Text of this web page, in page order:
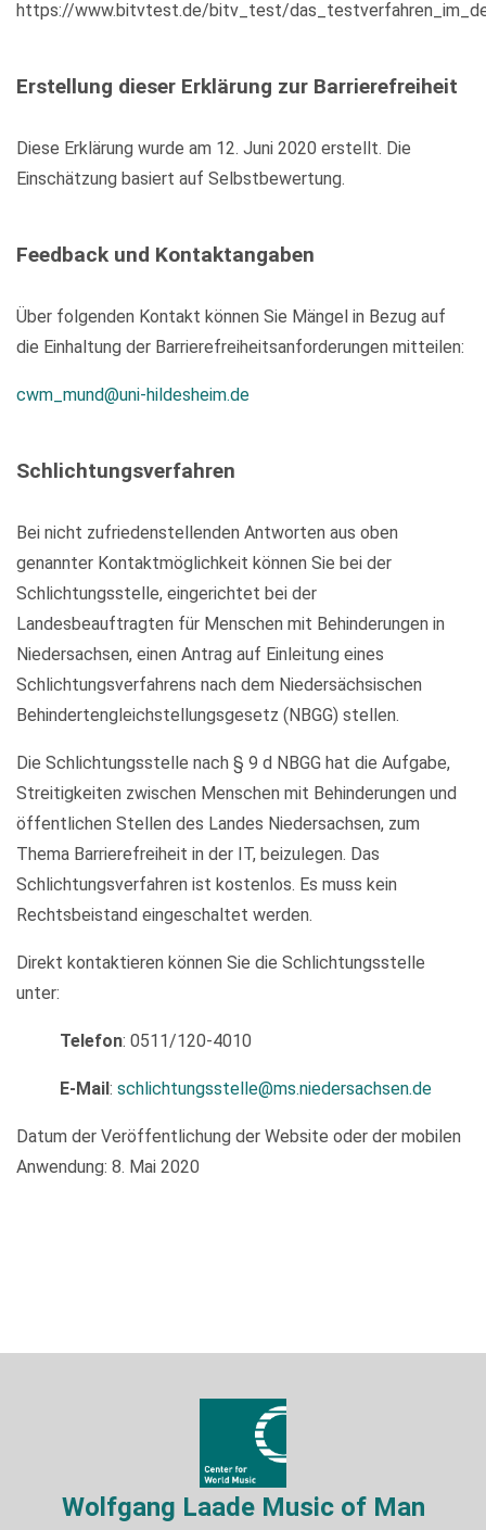
https://www.bitvtest.de/bitv_test/
Erstellung dieser Erklärung zur Barrierefreiheit
Diese Erklärung wurde am 12. Juni 2020 erstellt. Die
Einschätzung basiert auf Selbstbewertung.
Feedback und Kontaktangaben
Über folgenden Kontakt können Sie Mängel in Bezug auf
die Einhaltung der Barrierefreiheitsanforderungen mitteilen:
cwm_mund@uni-hildesheim.de
Schlichtungsverfahren
Bei nicht zufriedenstellenden Antworten aus oben
genannter Kontaktmöglichkeit können Sie bei der
Schlichtungsstelle, eingerichtet bei der
Landesbeauftragten für Menschen mit Behinderungen in
Niedersachsen, einen Antrag auf Einleitung eines
Schlichtungsverfahrens nach dem Niedersächsischen
Behindertengleichstellungsgesetz (NBGG) stellen.
Die Schlichtungsstelle nach § 9 d NBGG hat die Aufgabe,
Streitigkeiten zwischen Menschen mit Behinderungen und
öffentlichen Stellen des Landes Niedersachsen, zum
Thema Barrierefreiheit in der IT, beizulegen. Das
Schlichtungsverfahren ist kostenlos. Es muss kein
Rechtsbeistand eingeschaltet werden.
Direkt kontaktieren können Sie die Schlichtungsstelle
unter:
Telefon: 0511/120-4010
E-Mail : schlichtungsstelle@ms.niedersachsen.de
Datum der Veröffentlichung der Website oder der mobilen
Anwendung: 8. Mai 2020
Wolfgang Laade Music of Man